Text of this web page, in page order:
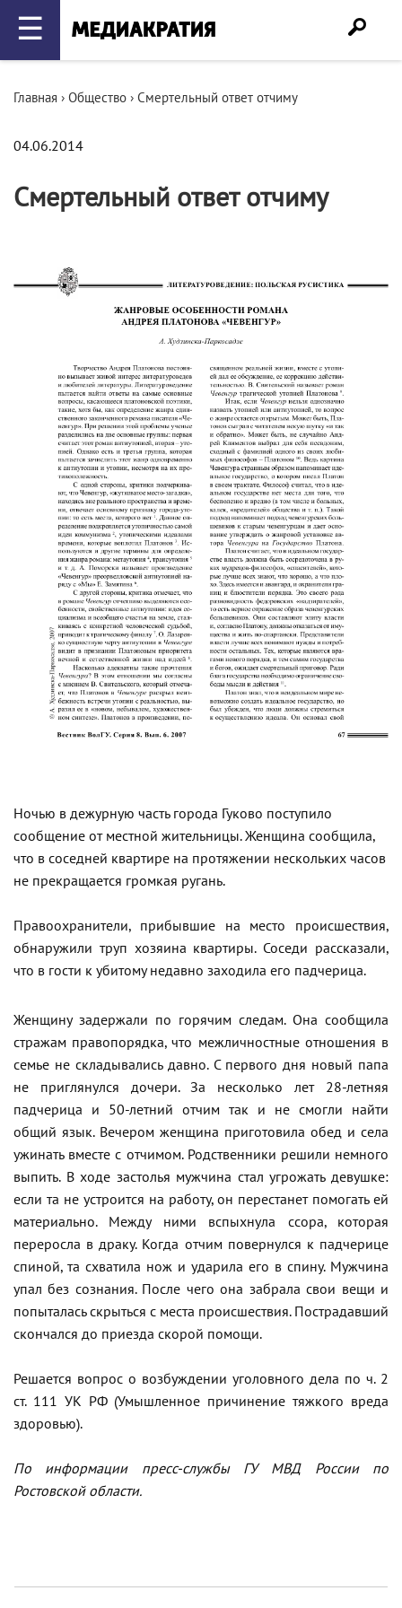
☰
Главная › Общество › Смертельный ответ отчиму
04.06.2014
Смертельный ответ отчиму
Ночью в дежурную часть города Гуково поступило
сообщение от местной жительницы. Женщина сообщила,
что в соседней квартире на протяжении нескольких часов
не прекращается громкая ругань.
Правоохранители, прибывшие на место происшествия,
обнаружили труп хозяина квартиры. Соседи рассказали,
что в гости к убитому недавно заходила его падчерица.
Женщину задержали по горячим следам. Она сообщила
стражам правопорядка, что межличностные отношения в
семье не складывались давно. С первого дня новый папа
не приглянулся дочери. За несколько лет 28-летняя
падчерица и 50-летний отчим так и не смогли найти
общий язык. Вечером женщина приготовила обед и села
ужинать вместе с отчимом. Родственники решили немного
выпить. В ходе застолья мужчина стал угрожать девушке:
если та не устроится на работу, он перестанет помогать ей
материально. Между ними вспыхнула ссора, которая
переросла в драку. Когда отчим повернулся к падчерице
спиной, та схватила нож и ударила его в спину. Мужчина
упал без сознания. После чего она забрала свои вещи и
попыталась скрыться с места происшествия. Пострадавший
скончался до приезда скорой помощи.
Решается вопрос о возбуждении уголовного дела по ч. 2
ст. 111 УК РФ (Умышленное причинение тяжкого вреда
здоровью).
По информации пресс-службы ГУ МВД России по
Ростовской области.